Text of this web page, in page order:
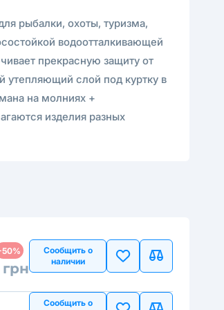
рыбалки, охоты, туризма,
водоотталкивающей
прекрасную защиту от
утепляющий слой под куртку в
на молниях +
изделия разных
50%
грн
Сообщить о
наличии
Сообщить о